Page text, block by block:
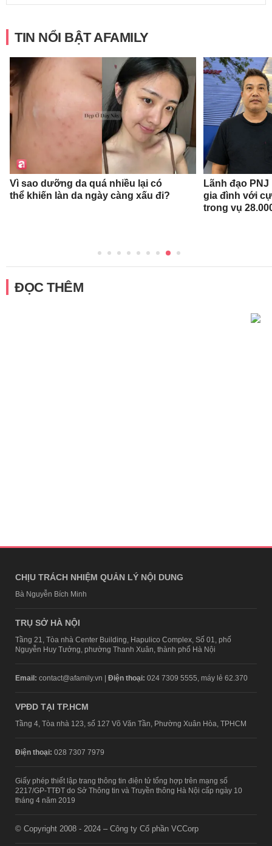
TIN NỔI BẬT AFAMILY
Vì sao dưỡng da quá nhiều lại có
thể khiến làn da ngày càng xấu đi?
Lãnh đạo
gia đình với
trong vụ
ĐỌC THÊM
CHỊU TRÁCH NHIỆM QUẢN LÝ NỘI DUNG
Bà Nguyễn Bích Minh
TRỤ SỞ HÀ NỘI
Tầng 21, Tòa nhà Center Building, Hapulico Complex, Số 01, phố
Nguyễn Huy Tưởng, phường Thanh Xuân, thành phố Hà Nội
Email: contact@afamily.vn | Điện thoại: 024 7309 5555, máy lẻ 62.370
VPĐD TẠI TP.HCM
Tầng 4, Tòa nhà 123, số 127 Võ Văn Tần, Phường Xuân Hòa, TPHCM
Điện thoại: 028 7307 7979
Giấy phép thiết lập trang thông tin điện tử tổng hợp trên mạng số
2217/GP-TTĐT do Sở Thông tin và Truyền thông Hà Nội cấp ngày 10
tháng 4 năm 2019
© Copyright 2008 - 2024 – Công ty Cổ phần VCCorp